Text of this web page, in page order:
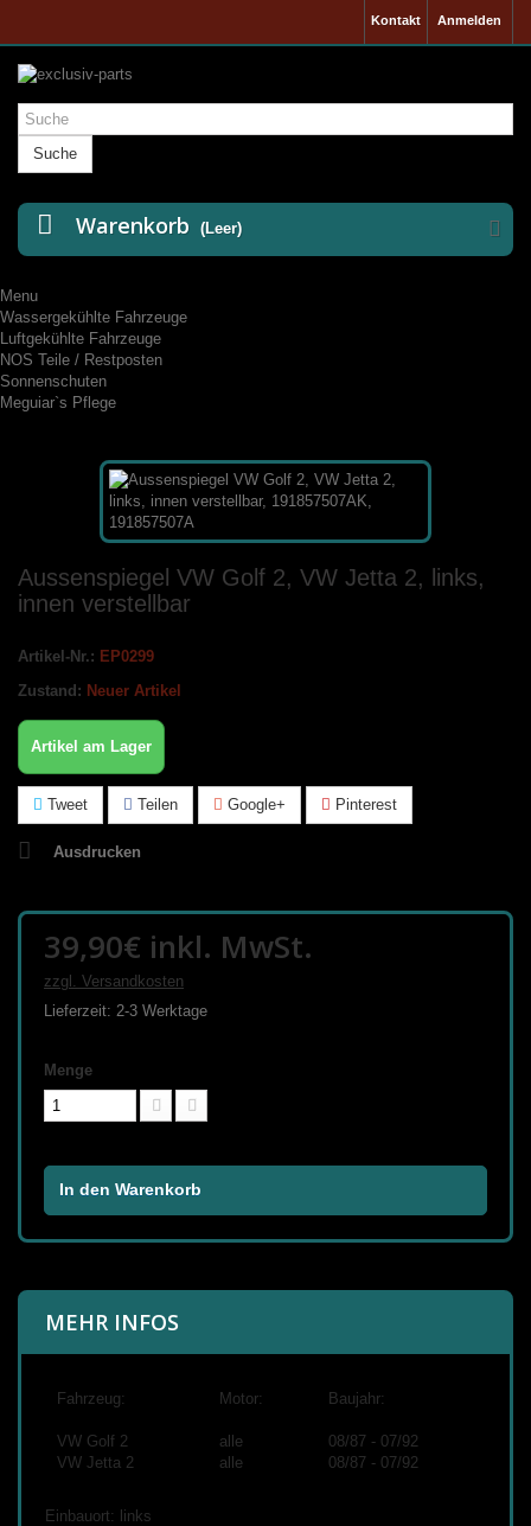
Anmelden
Kontakt
Suche
Warenkorb (Leer)
Menu
Wassergekühlte Fahrzeuge
Luftgekühlte Fahrzeuge
NOS Teile / Restposten
Sonnenschuten
Meguiar`s Pflege
Aussenspiegel VW Golf 2, VW Jetta 2, links,
innen verstellbar
Artikel-Nr.: EP0299
Zustand: Neuer Artikel
Artikel am Lager
Tweet Teilen Google+ Pinterest
Ausdrucken
39,90€ inkl. MwSt.
zzgl. Versandkosten
Lieferzeit: 2-3 Werktage
Menge
In den Warenkorb
MEHR INFOS
Fahrzeug: Motor: Baujahr:
VW Golf 2
VW Jetta 2
alle
alle
08/87 - 07/92
08/87 - 07/92
Einbauort: links